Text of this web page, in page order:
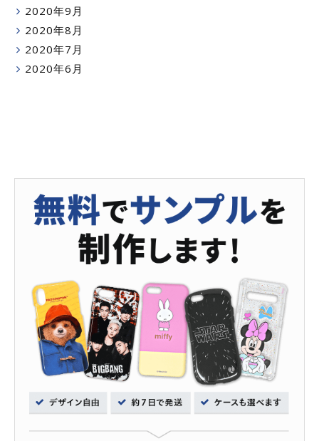
2020年9月
2020年8月
2020年7月
2020年6月